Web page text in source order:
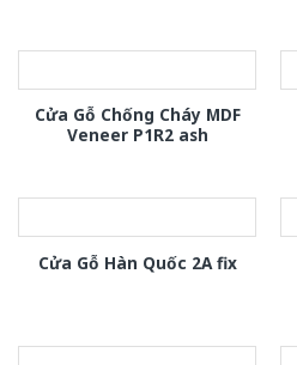
Cửa Gỗ Chống Cháy MDF
Veneer P1R2 ash
Cửa Gỗ Hàn Quốc 2A fix